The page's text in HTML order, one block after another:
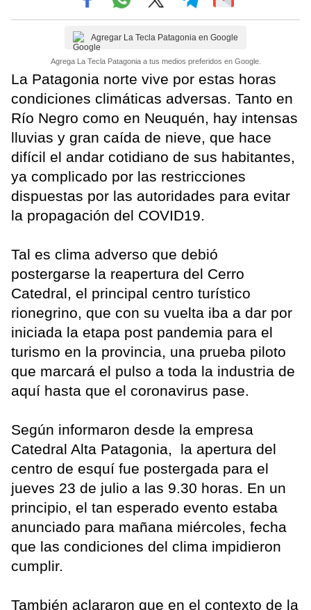
Agregar La Tecla Patagonia en Google
Agrega La Tecla Patagonia a tus medios preferidos en Google.
La Patagonia norte vive por estas horas
condiciones climáticas adversas. Tanto en
Río Negro como en Neuquén, hay intensas
lluvias y gran caída de nieve, que hace
difícil el andar cotidiano de sus habitantes,
ya complicado por las restricciones
dispuestas por las autoridades para evitar
la propagación del COVID19.
Tal es clima adverso que debió
postergarse la reapertura del Cerro
Catedral, el principal centro turístico
rionegrino, que con su vuelta iba a dar por
iniciada la etapa post pandemia para el
turismo en la provincia, una prueba piloto
que marcará el pulso a toda la industria de
aquí hasta que el coronavirus pase.
Según informaron desde la empresa
Catedral Alta Patagonia, la apertura del
centro de esquí fue postergada para el
jueves 23 de julio a las 9.30 horas. En un
principio, el tan esperado evento estaba
anunciado para mañana miércoles, fecha
que las condiciones del clima impidieron
cumplir.
También aclararon que en el contexto de la